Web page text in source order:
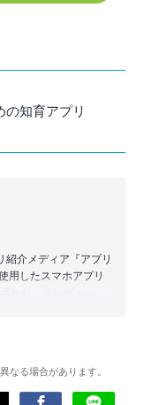
の知育アプリ
紹介メディア『アプリ
用したスマホアプリ
かし、テレビ・
（スマホライフが変
なる場合があります。